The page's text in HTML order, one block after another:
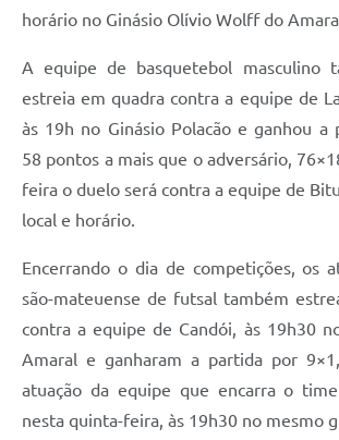
Agenda
SIC
Briefing de Ações, Divulgações e Eventos
Solicitação de Remoção: Instituições Escolares
horário no Ginásio Olívio Wolff do
A equipe de basquetebol masculino
estreia em quadra contra a equipe de
às 19h no Ginásio Polacão e ganhou a
58 pontos a mais que o adversário,
feira o duelo será contra a equipe de
local e horário.
Encerrando o dia de competições, os
são-mateuense de futsal também
contra a equipe de Candói, às 19h30
Amaral e ganharam a partida por
atuação da equipe que encarra o
nesta quinta-feira, às 19h30 no mesmo